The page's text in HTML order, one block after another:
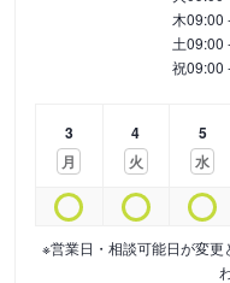
木09:00
土09:00
祝09:00
3
月
4
火
5
水
※営業日・相談可能日が変